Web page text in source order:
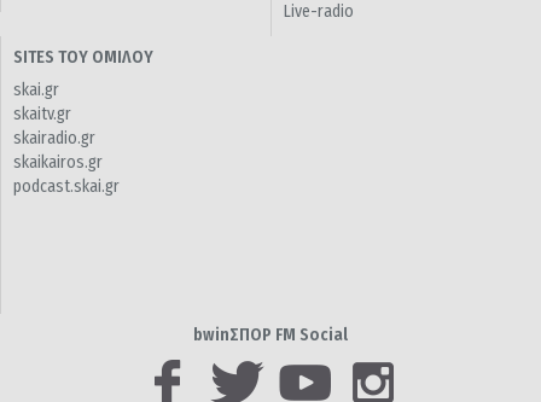
Live-radio
SITES ΤΟΥ ΟΜΙΛΟΥ
skai.gr
skaitv.gr
skairadio.gr
skaikairos.gr
podcast.skai.gr
bwinΣΠΟΡ FM Social